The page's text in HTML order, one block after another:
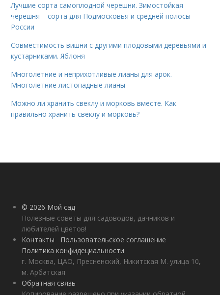
Лучшие сорта самоплодной черешни. Зимостойкая
черешня – сорта для Подмосковья и средней полосы
России
Совместимость вишни с другими плодовыми деревьями и
кустарниками. Яблоня
Многолетние и неприхотливые лианы для арок.
Многолетние листопадные лианы
Можно ли хранить свеклу и морковь вместе. Как
правильно хранить свеклу и морковь?
© 2026 Мой сад
Полезные советы для садоводов, дачников и
любителей цветов!
Контакты
Пользовательское соглашение
Политика конфидециальности
г. Москва, ЦАО, Пресненский, Никитская М. улица 10,
м. Арбатская
Обратная связь